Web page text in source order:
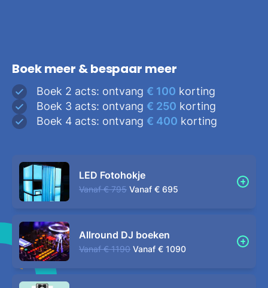
Boek meer & bespaar meer
Boek 2 acts: ontvang € 100 korting
Boek 3 acts: ontvang € 250 korting
Boek 4 acts: ontvang € 400 korting
LED Fotohokje
Vanaf € 795 Vanaf € 695
Allround DJ boeken
Vanaf € 1190 Vanaf € 1090